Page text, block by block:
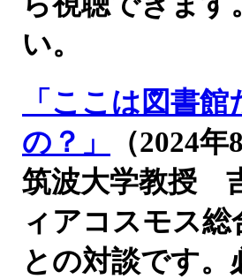
い。
「ここは図書
の？」
（2024
筑波大学教授
ィアコスモス
との対談です。